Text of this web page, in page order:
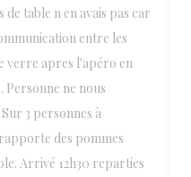
de table n en avais pas car
entre les
verre apres l'apéro en
Personne ne nous
3 personnes à
des pommes
Arrivé 12h30 reparties